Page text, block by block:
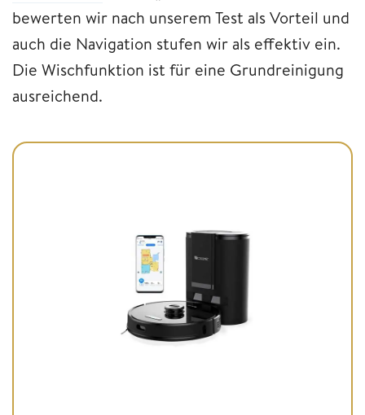
bewerten wir nach unserem Test als Vorteil und
auch die Navigation stufen wir als effektiv ein.
Die Wischfunktion ist für eine Grundreinigung
ausreichend.